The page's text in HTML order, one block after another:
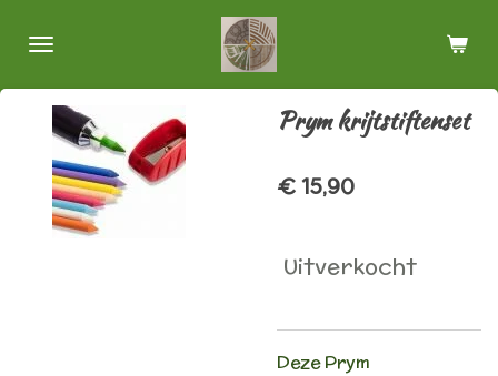
direct
hoofdinhoud
Prym krijtstiftenset
€ 15,90
Uitverkocht
Deze Prym